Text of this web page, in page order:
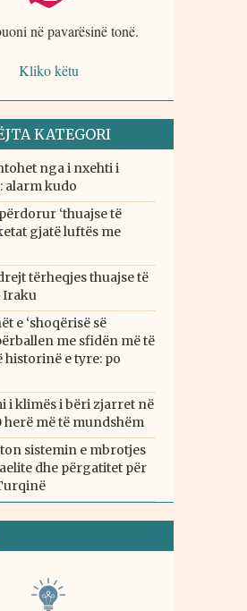
në pavarësinë tonë.
Kliko këtu
KATEGORI
nga i nxehti i
alarm kudo
‘thuajse të
gjatë luftës me
tërheqjes thuajse të
Iraku
e ‘shoqërisë së
me sfidën më të
historinë e tyre: po
i klimës i bëri zjarret në
herë më të mundshëm
sistemin e mbrotjes
dhe përgatitet për